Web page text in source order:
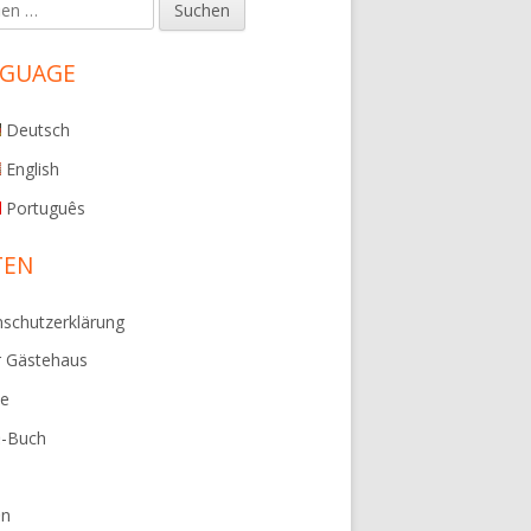
Deutsch
English
Português
Gästehaus
Buch